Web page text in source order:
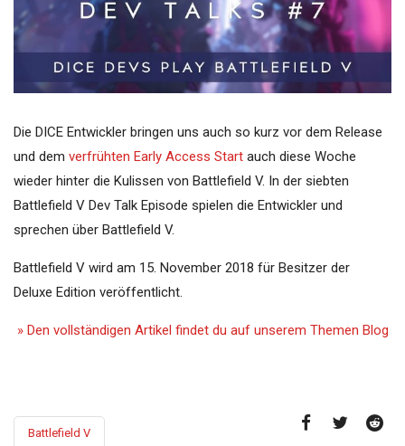
Die DICE Entwickler bringen uns auch so kurz vor dem Release
und dem verfrühten Early Access Start auch diese Woche
wieder hinter die Kulissen von Battlefield V. In der siebten
Battlefield V Dev Talk Episode spielen die Entwickler und
sprechen über Battlefield V.
Battlefield V wird am 15. November 2018 für Besitzer der
Deluxe Edition veröffentlicht.
» Den vollständigen Artikel findet du auf unserem Themen Blog
Battlefield V